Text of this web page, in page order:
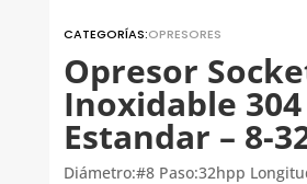
CATEGORÍAS:OPRESORES
Opresor
Inoxidable 304
Estandar – 8-
Diámetro:#8 Paso:32hpp